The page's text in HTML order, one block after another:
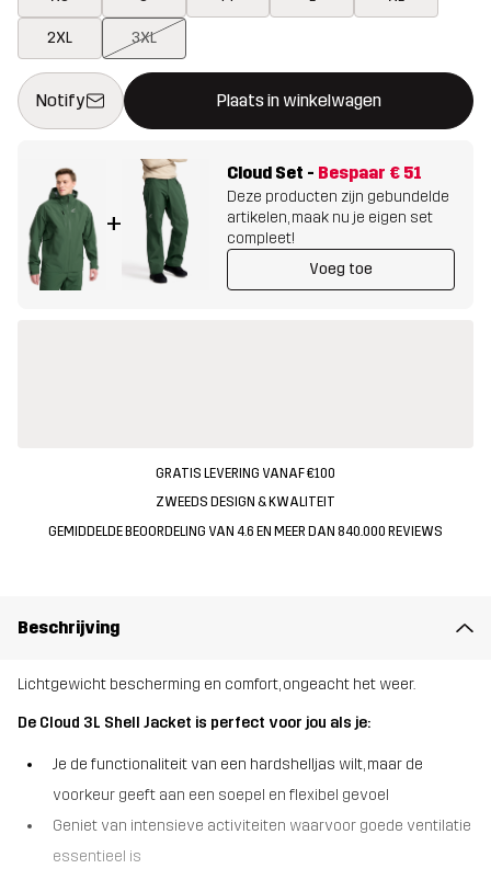
2XL 3XL
Notify Plaats in winkelwagen
Deze knop opent een modal met de bevestiging van een
{{size}} niet beschikbaar
+
Cloud Set - Bespaar € 51
Deze producten zijn gebundelde
artikelen, maak nu je eigen set
compleet!
Voeg toe
GRATIS LEVERING VANAF €100
ZWEEDS DESIGN & KWALITEIT
GEMIDDELDE BEOORDELING VAN 4.6 EN MEER DAN 840.000 REVIEWS
Beschrijving
Lichtgewicht bescherming en comfort, ongeacht het weer.
De Cloud 3L Shell Jacket is perfect voor jou als je:
Je de functionaliteit van een hardshelljas wilt, maar de
voorkeur geeft aan een soepel en flexibel gevoel
Geniet van intensieve activiteiten waarvoor goede ventilatie
essentieel is